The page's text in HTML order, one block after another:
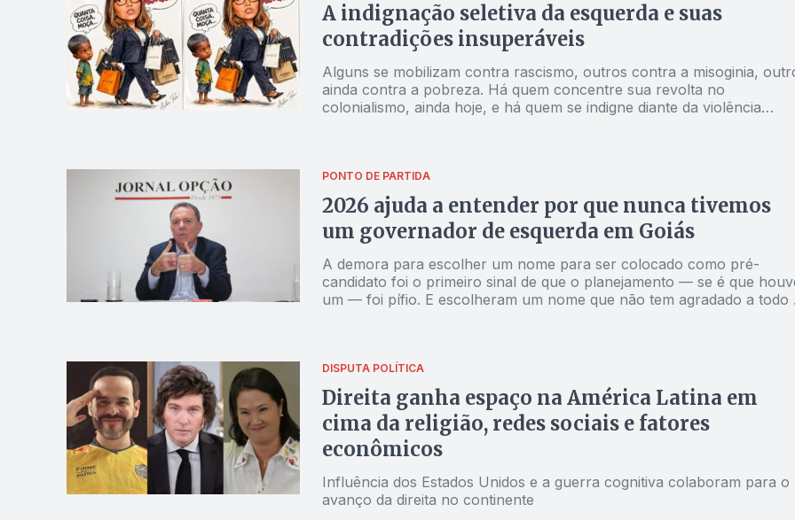
A indignação seletiva da esquerda e suas
contradições insuperáveis
Alguns se mobilizam contra rascismo, outros contra a misoginia,
ainda contra a pobreza. Há quem concentre sua revolta no
colonialismo, ainda hoje, e há quem se indigne diante da violência
PONTO DE PARTIDA
2026 ajuda a entender por que nunca tivemos
um governador de esquerda em Goiás
A demora para escolher um nome para ser colocado como pré-
candidato foi o primeiro sinal de que o planejamento — se é que
um — foi pífio. E escolheram um nome que não tem agradado a todo
DISPUTA POLÍTICA
Direita ganha espaço na América Latina em
cima da religião, redes sociais e fatores
econômicos
Influência dos Estados Unidos e a guerra cognitiva colaboram para o
avanço da direita no continente